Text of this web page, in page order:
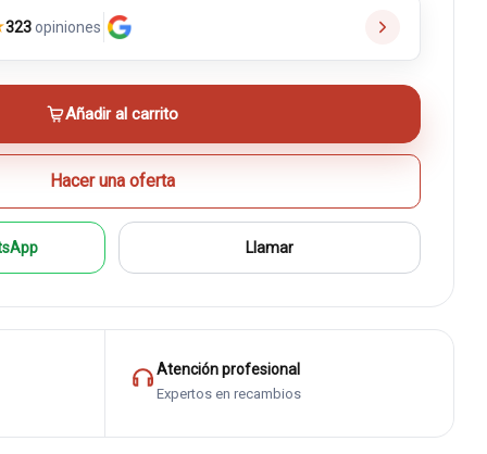
323opiniones
Añadir al carrito
Hacer una oferta
Llamar
Atención profesional
Expertos en recambios